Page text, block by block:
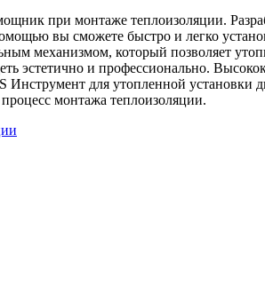
при монтаже теплоизоляции.
вы сможете быстро и легко
механизмом, который позволяет
эстетично и профессионально.
Инструмент для утопленной установки
монтажа теплоизоляции.